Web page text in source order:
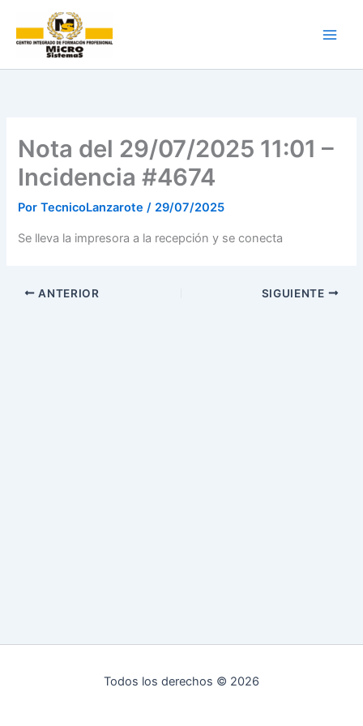
contenido
Nota del 29/07/2025 11:01 –
Incidencia #4674
PorTecnicoLanzarote/ 29/07/2025
Se lleva la impresora a la recepción y se conecta
ANTERIOR SIGUIENTE
Todos los derechos © 2026